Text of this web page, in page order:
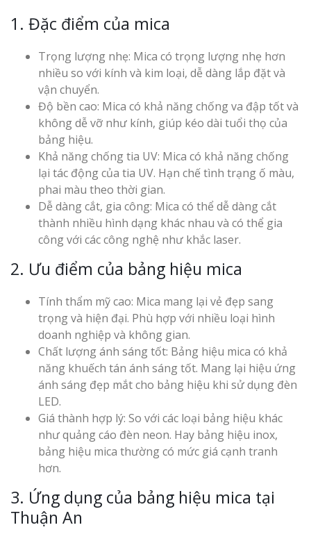
1. Đặc điểm của mica
Trọng lượng nhẹ: Mica có trọng lượng nhẹ hơn
nhiều so với kính và kim loại, dễ dàng lắp đặt và
vận chuyển.
Độ bền cao: Mica có khả năng chống va đập tốt và
không dễ vỡ như kính, giúp kéo dài tuổi thọ của
bảng hiệu.
Khả năng chống tia UV: Mica có khả năng chống
lại tác động của tia UV. Hạn chế tình trạng ố màu,
phai màu theo thời gian.
Dễ dàng cắt, gia công: Mica có thể dễ dàng cắt
thành nhiều hình dạng khác nhau và có thể gia
công với các công nghệ như khắc laser.
2. Ưu điểm của bảng hiệu mica
Tính thẩm mỹ cao: Mica mang lại vẻ đẹp sang
trọng và hiện đại. Phù hợp với nhiều loại hình
doanh nghiệp và không gian.
Chất lượng ánh sáng tốt: Bảng hiệu mica có khả
năng khuếch tán ánh sáng tốt. Mang lại hiệu ứng
ánh sáng đẹp mắt cho bảng hiệu khi sử dụng đèn
LED.
Giá thành hợp lý: So với các loại bảng hiệu khác
như quảng cáo đèn neon. Hay bảng hiệu inox,
bảng hiệu mica thường có mức giá cạnh tranh
hơn.
3. Ứng dụng của bảng hiệu mica tại
Thuận An